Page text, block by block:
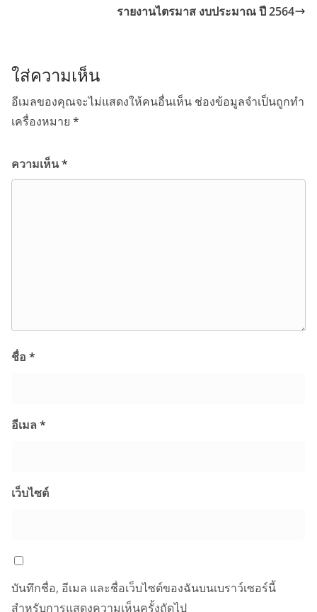
รายงานไตรมาส งบประมาณ ปี 2564
ใส่ความเห็น
อีเมลของคุณจะไม่แสดงให้คนอื่นเห็น ช่องข้อมูลจำเป็นถูกทำ
เครื่องหมาย *
ความเห็น*
ชื่อ *
อีเมล *
เว็บไซต์
บันทึกชื่อ, อีเมล และชื่อเว็บไซต์ของฉันบนเบราว์เซอร์นี้
สำหรับการแสดงความเห็นครั้งถัดไป